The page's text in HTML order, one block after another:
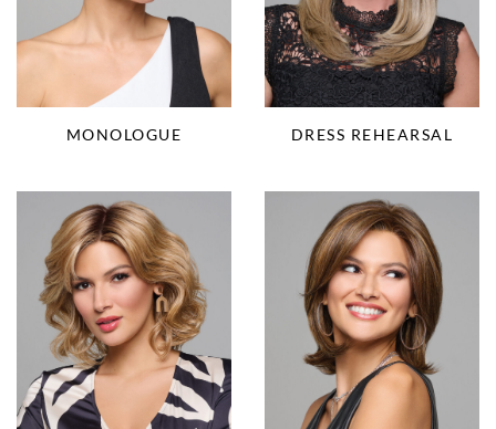
MONOLOGUE DRESS REHEARSAL